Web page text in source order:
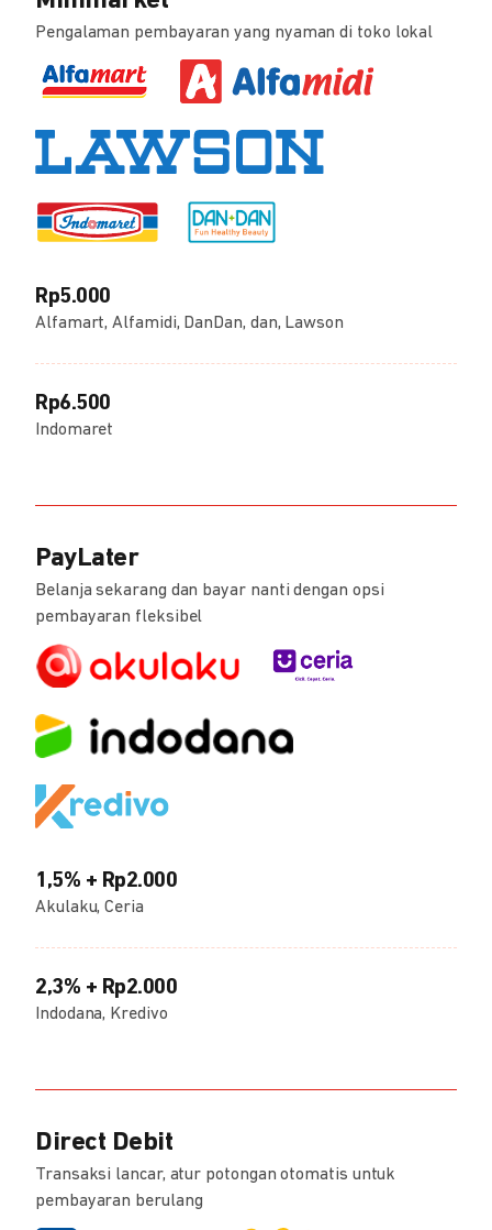
Pengalaman pembayaran yang nyaman di toko lokal
Rp5.000
Alfamart, Alfamidi, DanDan, dan, Lawson
Rp6.500
Indomaret
PayLater
Belanja sekarang dan bayar nanti dengan opsi
pembayaran fleksibel
1,5% + Rp2.000
Akulaku, Ceria
2,3% + Rp2.000
Indodana, Kredivo
Direct Debit
Transaksi lancar, atur potongan otomatis untuk
pembayaran berulang